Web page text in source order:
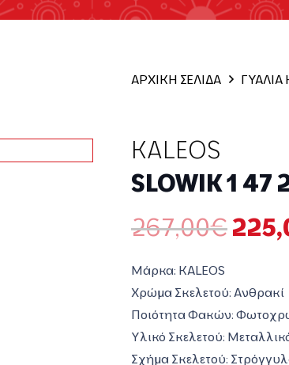
ΑΡΧΙΚΗ ΣΕΛΙΔΑ ΓΥΑΛΙΑ
KALEOS
SLOWIK 1 47
267,00€
price
Μάρκα: KALEOS
Χρώμα Σκελετού: Ανθρακί
Ποιότητα Φακών:
Υλικό Σκελετού:
Σχήμα Σκελετού: